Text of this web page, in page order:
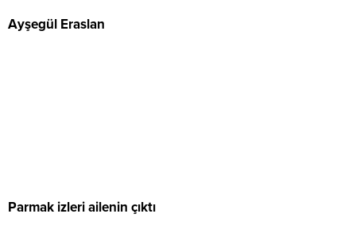
Ayşegül Eraslan
Parmak izleri ailenin çıktı